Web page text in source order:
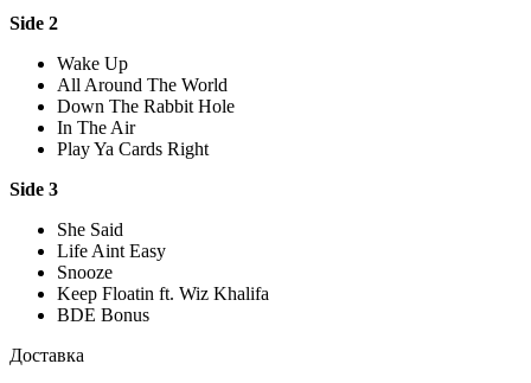
Side 2
Wake Up
All Around The World
Down The Rabbit Hole
In The Air
Play Ya Cards Right
Side 3
She Said
Life Aint Easy
Snooze
Keep Floatin ft. Wiz Khalifa
BDE Bonus
Доставка